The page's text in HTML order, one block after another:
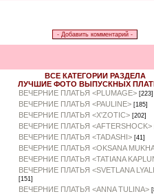
ВСЕ КАТЕГОРИИ РАЗДЕЛА
ЛУЧШИЕ ФОТО ВЫПУСКНЫХ
ВЕЧЕРНИЕ ПЛАТЬЯ <PLUMAGE> [223]
ВЕЧЕРНИЕ ПЛАТЬЯ <PAULINE> [185]
ВЕЧЕРНИЕ ПЛАТЬЯ <X'ZOTIC> [202]
ВЕЧЕРНИЕ ПЛАТЬЯ <AFTERSHOCK>
ВЕЧЕРНИЕ ПЛАТЬЯ <TADASHI> [41]
ВЕЧЕРНИЕ ПЛАТЬЯ <OKSANA
ВЕЧЕРНИЕ ПЛАТЬЯ <TATIANA
ВЕЧЕРНИЕ ПЛАТЬЯ <SVETLANA
[151]
ВЕЧЕРНИЕ ПЛАТЬЯ <ANNA TULINA>